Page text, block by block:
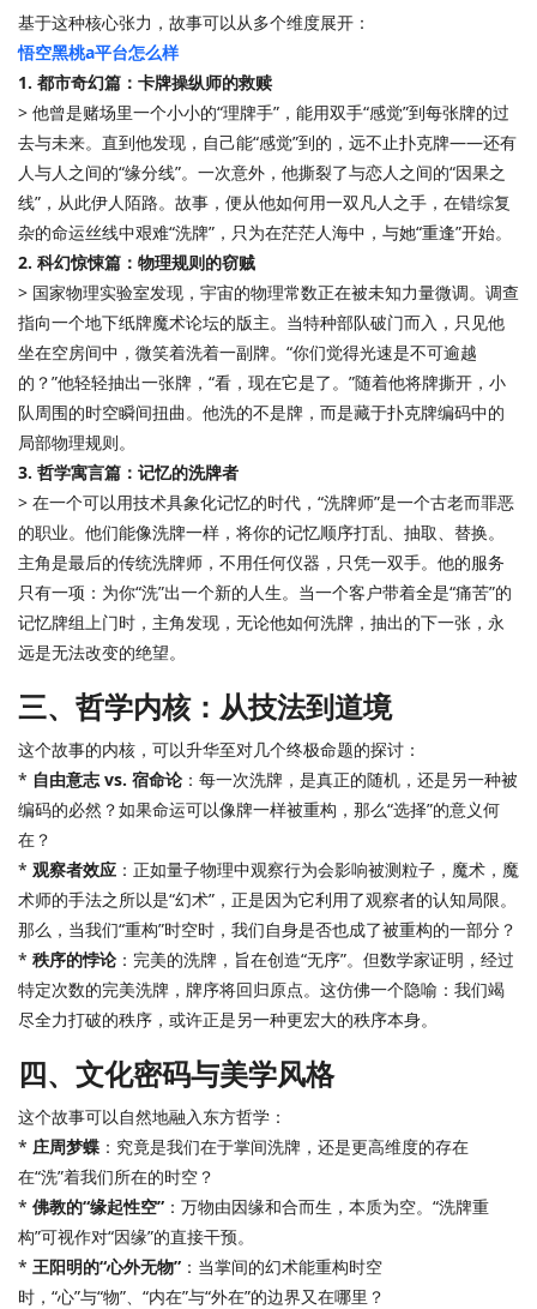
基于这种核心张力，故事可以从多个维度展开：
悟空黑桃a平台怎么样
1. 都市奇幻篇：卡牌操纵师的救赎
> 他曾是赌场里一个小小的“理牌手”，能用双手“感觉”到每张牌的过
去与未来。直到他发现，自己能“感觉”到的，远不止扑克牌——还有
人与人之间的“缘分线”。一次意外，他撕裂了与恋人之间的“因果之
线”，从此伊人陌路。故事，便从他如何用一双凡人之手，在错综复
杂的命运丝线中艰难“洗牌”，只为在茫茫人海中，与她“重逢”开始。
2. 科幻惊悚篇：物理规则的窃贼
> 国家物理实验室发现，宇宙的物理常数正在被未知力量微调。调查
指向一个地下纸牌魔术论坛的版主。当特种部队破门而入，只见他
坐在空房间中，微笑着洗着一副牌。“你们觉得光速是不可逾越
的？”他轻轻抽出一张牌，“看，现在它是了。”随着他将牌撕开，小
队周围的时空瞬间扭曲。他洗的不是牌，而是藏于扑克牌编码中的
局部物理规则。
3. 哲学寓言篇：记忆的洗牌者
> 在一个可以用技术具象化记忆的时代，“洗牌师”是一个古老而罪恶
的职业。他们能像洗牌一样，将你的记忆顺序打乱、抽取、替换。
主角是最后的传统洗牌师，不用任何仪器，只凭一双手。他的服务
只有一项：为你“洗”出一个新的人生。当一个客户带着全是“痛苦”的
记忆牌组上门时，主角发现，无论他如何洗牌，抽出的下一张，永
远是无法改变的绝望。
三、哲学内核：从技法到道境
这个故事的内核，可以升华至对几个终极命题的探讨：
* 自由意志 vs. 宿命论 ：每一次洗牌，是真正的随机，还是另一种被
编码的必然？如果命运可以像牌一样被重构，那么“选择”的意义何
在？
* 观察者效应 ：正如量子物理中观察行为会影响被测粒子，魔术，魔
术师的手法之所以是“幻术”，正是因为它利用了观察者的认知局限。
那么，当我们“重构”时空时，我们自身是否也成了被重构的一部分？
* 秩序的悖论 ：完美的洗牌，旨在创造“无序”。但数学家证明，经过
特定次数的完美洗牌，牌序将回归原点。这仿佛一个隐喻：我们竭
尽全力打破的秩序，或许正是另一种更宏大的秩序本身。
四、文化密码与美学风格
这个故事可以自然地融入东方哲学：
* 庄周梦蝶 ：究竟是我们在于掌间洗牌，还是更高维度的存在
在“洗”着我们所在的时空？
* 佛教的“缘起性空” ：万物由因缘和合而生，本质为空。“洗牌重
构”可视作对“因缘”的直接干预。
* 王阳明的“心外无物” ：当掌间的幻术能重构时空
时，“心”与“物”、“内在”与“外在”的边界又在哪里？